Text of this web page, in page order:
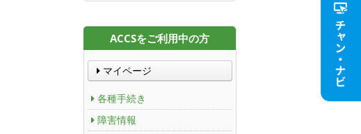
ACCSをご利用中の方
マイページ
各種手続き
障害情報